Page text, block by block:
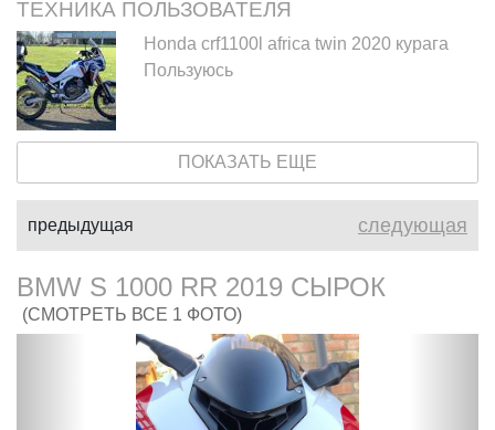
ТЕХНИКА ПОЛЬЗОВАТЕЛЯ
Honda crf1100l africa twin 2020 курага
Пользуюсь
ПОКАЗАТЬ ЕЩЕ
предыдущая следующая
BMW S 1000 RR 2019 СЫРОК
(СМОТРЕТЬ ВСЕ 1 ФОТО)